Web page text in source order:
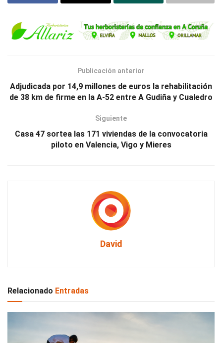
Publicación anterior
Adjudicada por 14,9 millones de euros la rehabilitación
de 38 km de firme en la A-52 entre A Gudiña y Cualedro
Siguiente
Casa 47 sortea las 171 viviendas de la convocatoria
piloto en Valencia, Vigo y Mieres
David
Relacionado Entradas